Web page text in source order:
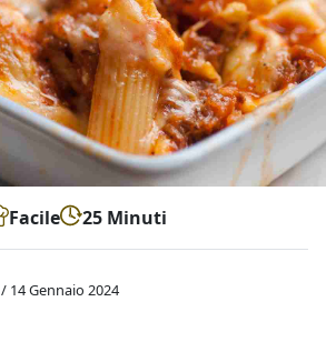
Facile 25 Minuti
/ 14 Gennaio 2024